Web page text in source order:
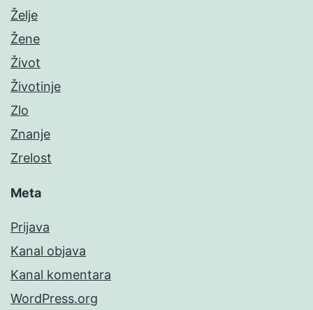
Želje
Žene
Život
Životinje
Zlo
Znanje
Zrelost
Meta
Prijava
Kanal objava
Kanal komentara
WordPress.org